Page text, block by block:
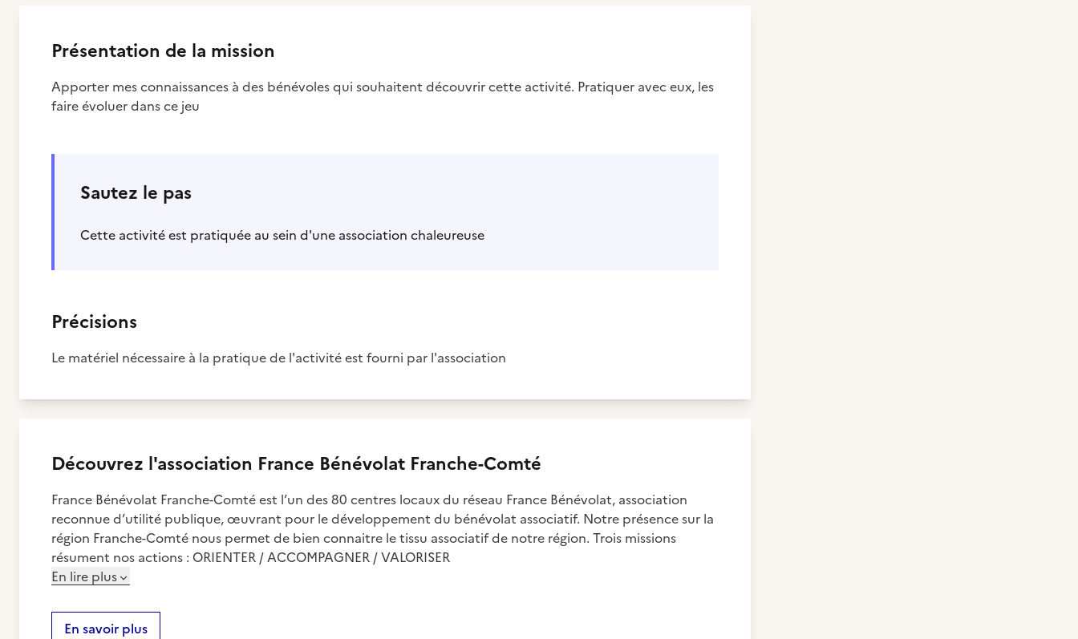
Présentation de la mission
Apporter mes connaissances à des bénévoles qui souhaitent découvrir cette activité. Pratiquer avec eux, les
faire évoluer dans ce jeu
Sautez le pas
Cette activité est pratiquée au sein d'une association chaleureuse
Précisions
Le matériel nécessaire à la pratique de l'activité est fourni par l'association
Découvrez l'association France Bénévolat Franche-Comté
France Bénévolat Franche-Comté est l’un des 80 centres locaux du réseau France Bénévolat, association
reconnue d’utilité publique, œuvrant pour le développement du bénévolat associatif. Notre présence sur la
région Franche-Comté nous permet de bien connaitre le tissu associatif de notre région. Trois missions
résument nos actions : ORIENTER / ACCOMPAGNER / VALORISER
En lire plus
En savoir plus